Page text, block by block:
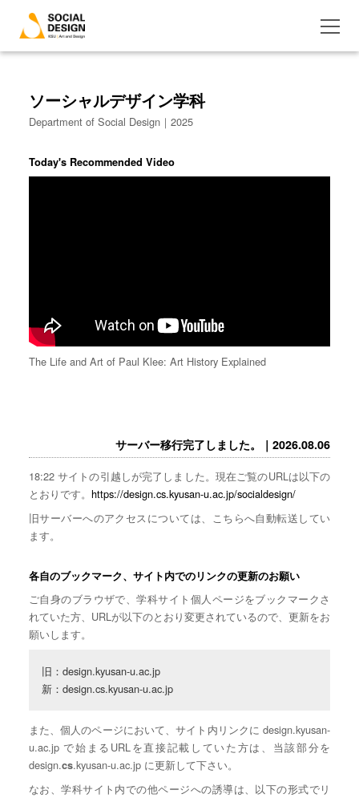
ソーシャルデザイン学科
Department of Social Design｜2025
Today's Recommended Video
The Life and Art of Paul Klee: Art History Explained
サーバー移行完了しました。｜2026.08.06
18:22 サイトの引越しが完了しました。現在ご覧のURLは以下の
とおりです。 https://design.cs.kyusan-u.ac.jp/socialdesign/
旧サーバーへのアクセスについては、こちらへ自動転送してい
ます。
各自のブックマーク、サイト内でのリンクの更新のお願い
ご自身のブラウザで、学科サイト個人ページをブックマークさ
れていた方、URLが以下のとおり変更されているので、更新をお
願いします。
旧：design.kyusan-u.ac.jp
新：design.cs.kyusan-u.ac.jp
また、個人のページにおいて、サイト内リンクに design.kyusan-
u.ac.jp で始まるURLを直接記載していた方は、当該部分を
design.cs.kyusan-u.ac.jp に更新して下さい。
なお、学科サイト内での他ページへの誘導は、以下の形式でリ